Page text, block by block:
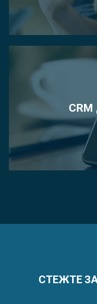
СТЕЖТЕ